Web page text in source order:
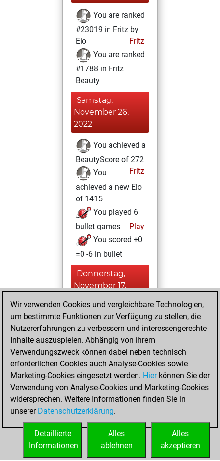
You are ranked
#23019 in Fritz by
Elo
Fritz
You are ranked
#1788 in Fritz
Beauty
Samstag,
November 26,
2022
You achieved a
BeautyScore of 272
Fritz
You
achieved a new Elo
of 1415
You played 6
bullet games
Play
You scored +0
=0 -6 in bullet
Donnerstag,
November 17,
You played 16
blitz games
Play
You scored +0
=0 -16 in blitz
Montag,
November 7, 2022
You created
your Fritz account
Wir verwenden Cookies und vergleichbare Technologien,
um bestimmte Funktionen zur Verfügung zu stellen, die
Nutzererfahrungen zu verbessern und interessengerechte
Inhalte auszuspielen. Abhängig von ihrem
Verwendungszweck können dabei neben technisch
erforderlichen Cookies auch Analyse-Cookies sowie
Marketing-Cookies eingesetzt werden. Hierkönnen Sie der
Verwendung von Analyse-Cookies und Marketing-Cookies
widersprechen. Weitere Informationen finden Sie in
unserer Datenschutzerklärung.
Alles
akzeptieren
Alles
ablehnen
Detaillierte
Informationen